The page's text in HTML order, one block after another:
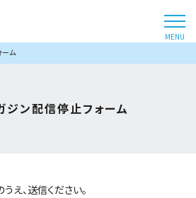
ーム
ジン配信停止フォーム
え、送信ください。